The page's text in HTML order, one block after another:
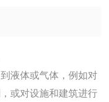
液体或气体，例如对
或对设施和建筑进行